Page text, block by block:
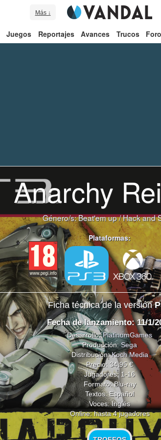
Más ↓
Juegos Reportajes Avances Trucos Foro
Anarchy
Género/s:Beat'em up/Hack and
Plataformas:
Ficha técnica de la versión
Fecha de lanzamiento: 11/1/
Desarrollo:PlatinumGames
Producción:Sega
Distribución:Koch Media
Precio: 34,95 €
Jugadores: 1-16
Formato: Blu-ray
Textos: Español
Voces: Inglés
Online: hasta 4 jugadores